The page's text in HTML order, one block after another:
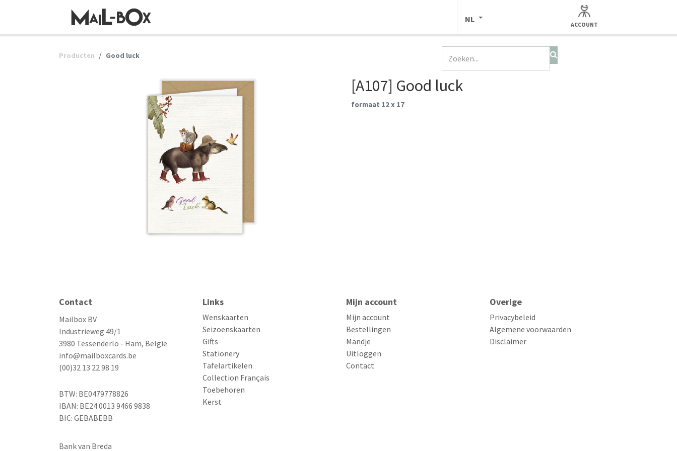
NL
ACCOUNT
Producten Good luck
[A107] Good luck
formaat 12 x 17
Contact
Mailbox BV
Industrieweg 49/1
3980 Tessenderlo - Ham, België
info@mailboxcards.be
(00)32 13 22 98 19
BTW: BE0479778826
IBAN: BE24 0013 9466 9838
BIC: GEBABEBB
Bank van Breda
Links
Wenskaarten
Seizoenskaarten
Gifts
Stationery
Tafelartikelen
Collection Français
Toebehoren
Kerst
Mijn account
Mijn account
Bestellingen
Mandje
Uitloggen
Contact
Overige
Privacybeleid
Algemene voorwaarden
Disclaimer